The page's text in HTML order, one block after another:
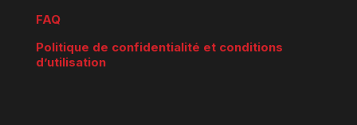
FAQ
Politique de confidentialité et conditions
d’utilisation